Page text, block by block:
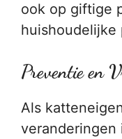
ook op giftige
huishoudelijke
Preventie en
Als
veranderingen